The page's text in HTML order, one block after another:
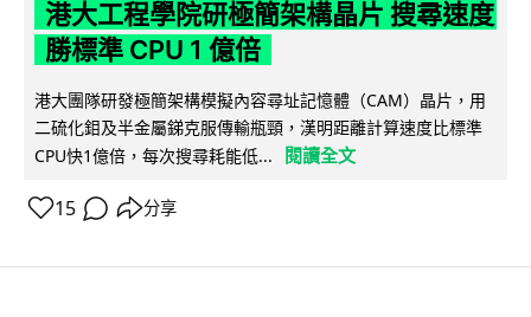
港大工程學院研極簡架構晶片 搜尋速度
勝標準 CPU 1 億倍
港大團隊研發極簡架構模擬內容尋址記憶體（CAM）晶片，用
二硫化鉬及半金屬銻克服傳輸瓶頸，漢明距離計算速度比標準
CPU快1億倍，每次搜尋耗能低...
閱讀全文
15 分享